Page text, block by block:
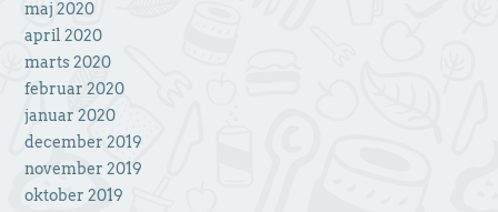
maj 2020
april 2020
marts 2020
februar 2020
januar 2020
december 2019
november 2019
oktober 2019